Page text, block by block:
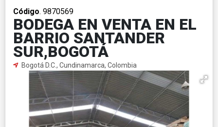
Código. 9870569
BODEGA EN VENTA EN EL
BARRIO SANTANDER
SUR,BOGOTÁ
Bogotá D.C., Cundinamarca, Colombia